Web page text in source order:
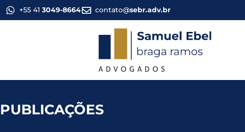
+55 41 3049-8664 contato@sebr.adv.br
PUBLICAÇÕES